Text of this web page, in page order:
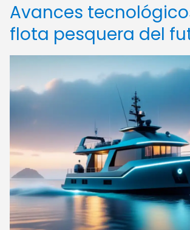
Avances
flota pesquera del